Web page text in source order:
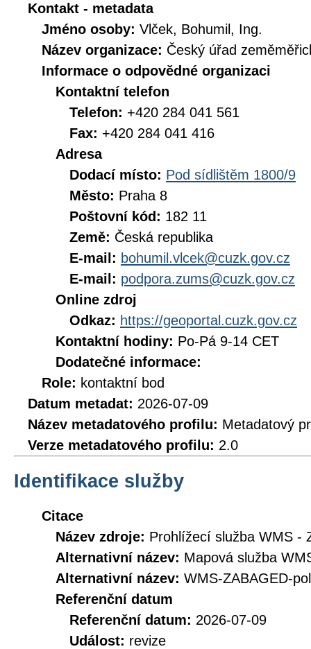
Kontakt - metadata
Jméno osoby: Vlček, Bohumil, Ing.
Název organizace: Český úřad
Informace o odpovědné organizaci
Kontaktní telefon
Telefon: +420 284 041 561
Fax: +420 284 041 416
Adresa
Dodací místo: Pod sídlištěm 1800/9
Město: Praha 8
Poštovní kód: 182 11
Země: Česká republika
E-mail: bohumil.vlcek@cuzk.gov.cz
E-mail: podpora.zums@cuzk.gov.cz
Online zdroj
Odkaz: https://geoportal.cuzk.gov.cz
Kontaktní hodiny: Po-Pá 9-14 CET
Dodatečné informace:
Role: kontaktní bod
Datum metadat: 2026-07-09
Název metadatového profilu: Metadatový
Verze metadatového profilu: 2.0
Identifikace služby
Citace
Název zdroje: Prohlížecí služba WMS -
Alternativní název: Mapová služba
Alternativní název: WMS-ZABAGED-
Referenční datum
Referenční datum: 2026-07-09
Událost: revize